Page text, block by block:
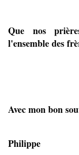
Que nos
l'ensemble des
Avec mon bon
Philippe